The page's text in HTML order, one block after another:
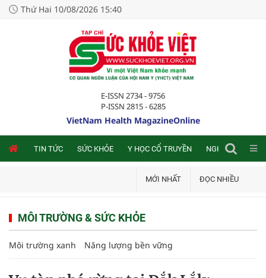
Thứ Hai 10/08/2026 15:40
E-ISSN 2734 - 9756
P-ISSN 2815 - 6285
VietNam Health MagazineOnline
TIN TỨC SỨC KHỎE Y HỌC CỔ TRUYỀN NGHIÊN CỨU
MỚI NHẤT ĐỌC NHIỀU
MÔI TRƯỜNG & SỨC KHỎE
Môi trường xanh Năng lượng bền vững